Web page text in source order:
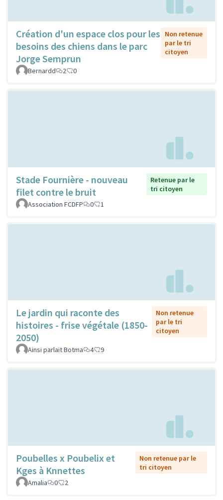
Création d'un espace clos pour les
besoins des chiens dans le parc
Jorge Semprun
Non retenue
par le tri
citoyen
Bernardd 2 0
Stade Fournière - nouveau
filet contre le bruit
Retenue par le
tri citoyen
Association FCDFP
0 1
Le jardin qui raconte des
histoires - frise végétale (1850-
2050)
Non retenue
par le tri
citoyen
Ainsi parlait Botma 4 9
Poubelles x Poubelix et
Kges à Knnettes
Non retenue par le
tri citoyen
Amalia
0 2